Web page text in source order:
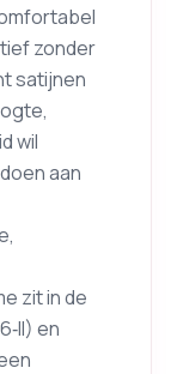
zonder
satijnen
wil
aan
zit in de
en